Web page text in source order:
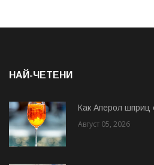
НАЙ-ЧЕТЕНИ
Как Аперол шприц
Август 05, 2026